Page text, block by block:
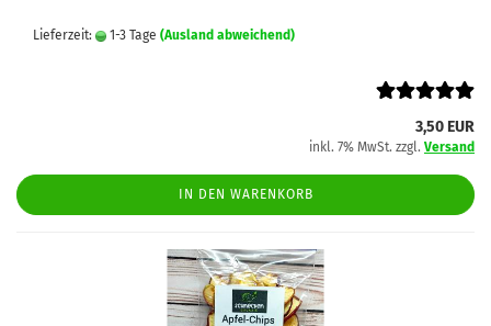
Lieferzeit: 1-3 Tage (Ausland abweichend)
3,50 EUR
inkl. 7% MwSt. zzgl. Versand
IN DEN WARENKORB